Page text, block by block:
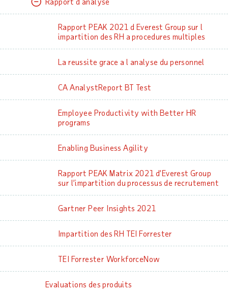
Rapport PEAK 2021 d Everest Group sur l
impartition des RH a procedures multiples
La reussite grace a l analyse du personnel
CA AnalystReport BT Test
Employee Productivity with Better HR
programs
Enabling Business Agility
Rapport PEAK Matrix 2021 d’Everest Group
sur l’impartition du processus de recrutement
Gartner Peer Insights 2021
Impartition des RH TEI Forrester
TEI Forrester WorkforceNow
Evaluations des produits